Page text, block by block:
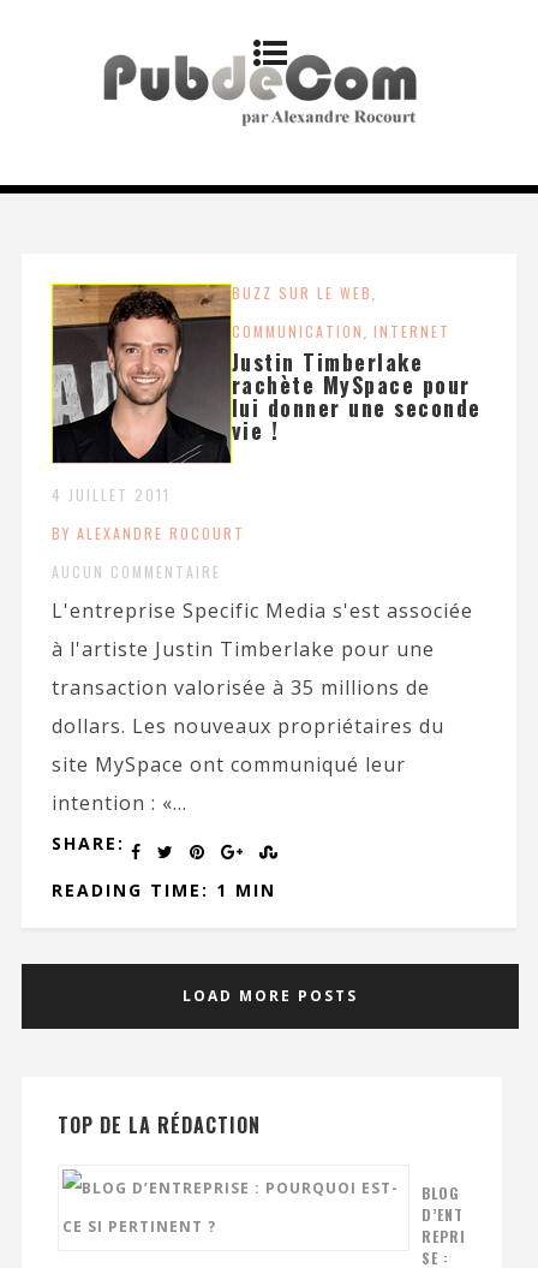
BUZZ SUR LE WEB,
COMMUNICATION, INTERNET
Justin Timberlake
rachète MySpace pour
lui donner une seconde
vie !
4 JUILLET 2011
BY ALEXANDRE ROCOURT
AUCUN COMMENTAIRE
L'entreprise Specific Media s'est associée
à l'artiste Justin Timberlake pour une
transaction valorisée à 35 millions de
dollars. Les nouveaux propriétaires du
site MySpace ont communiqué leur
intention : «...
SHARE:
READING TIME: 1 MIN
LOAD MORE POSTS
TOP DE LA RÉDACTION
BLOG
D’ENT
REPRI
SE :